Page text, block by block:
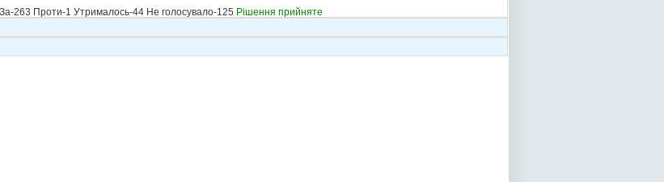
За-263 Проти-1 Утрималось-44 Не голосувало-125 Рішення прийняте